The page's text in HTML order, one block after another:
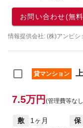
お問い合わせ(無
情報提供会社: (株)アンビ
貸マンション
7.5万円 (管理費等な
敷 1ヶ月 保